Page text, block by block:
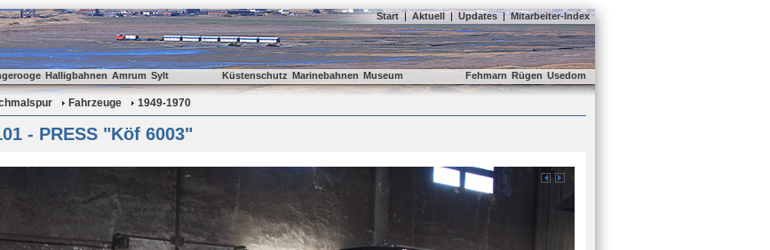
Start | Aktuell | Updates | Mitarbeiter-Index
Halligbahnen Amrum Sylt Küstenschutz Marinebahnen Museum Fehmarn Rügen Usedom
Fahrzeuge 1949-1970
- PRESS "Köf 6003"